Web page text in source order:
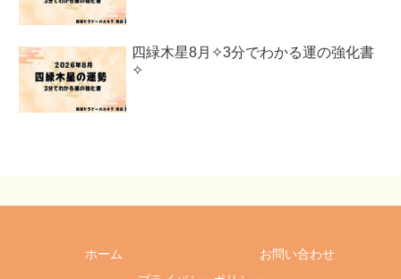
四緑木星8月✧3分でわかる運の強化書
✧
ホーム
お問い合わせ